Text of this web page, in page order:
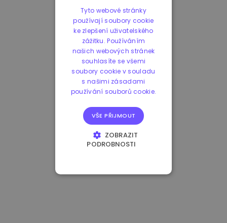
Tyto webové stránky
používají soubory cookie
ke zlepšení uživatelského
zážitku. Používáním
našich webových stránek
souhlasíte se všemi
soubory cookie v souladu
s našimi zásadami
používání souborů cookie.
VŠE PŘIJMOUT
ZOBRAZIT
PODROBNOSTI